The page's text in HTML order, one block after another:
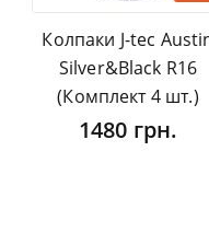
Колпаки J-tec
Silver&Black R16
(Комплект 4 шт.)
1480 грн.